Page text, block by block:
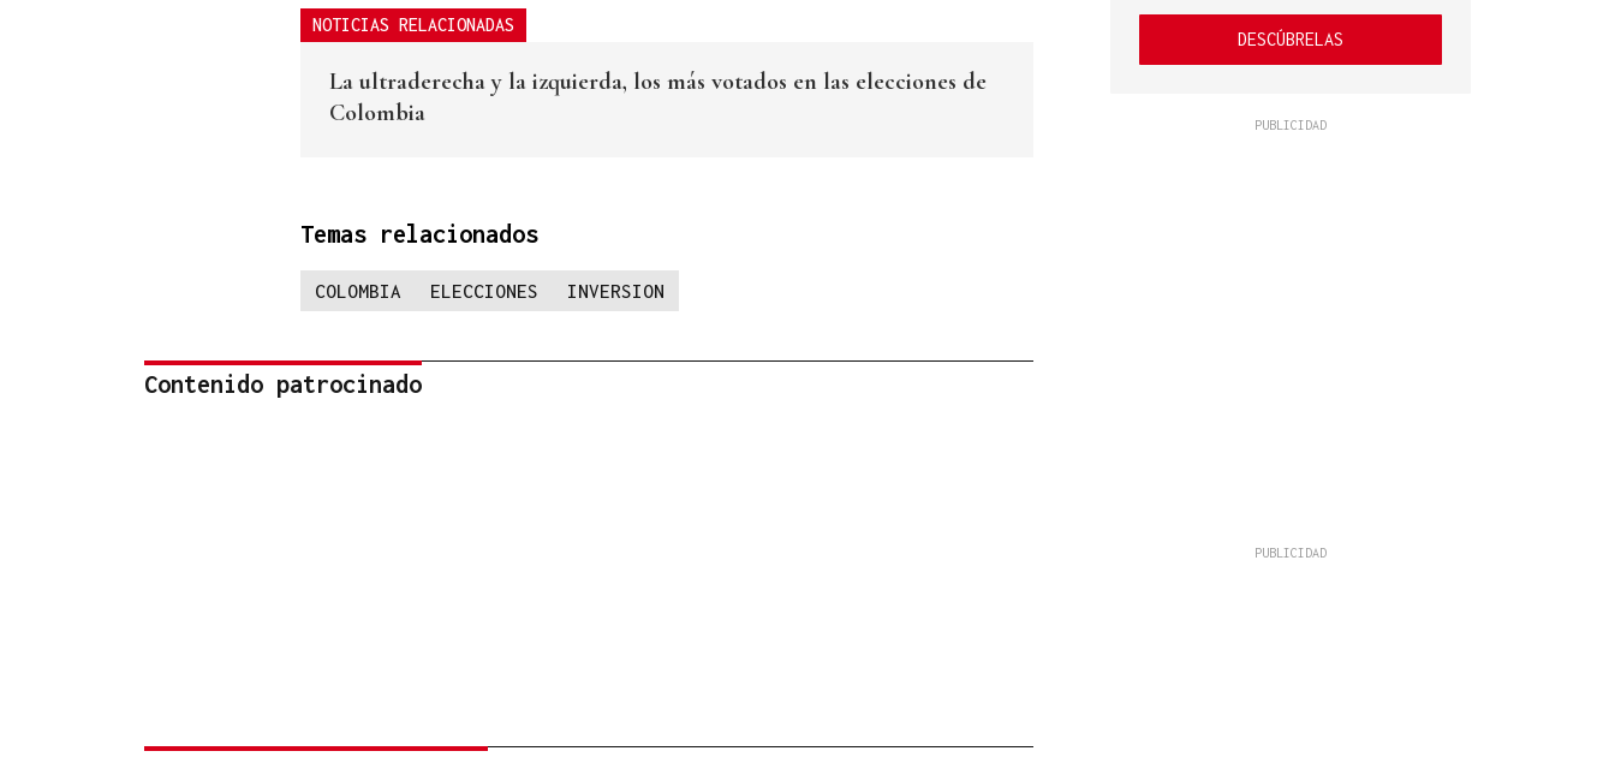
NOTICIAS RELACIONADAS
La ultraderecha y la izquierda, los más votados en las elecciones de
Colombia
Temas relacionados
COLOMBIA ELECCIONES INVERSION
Contenido patrocinado
DESCÚBRELAS